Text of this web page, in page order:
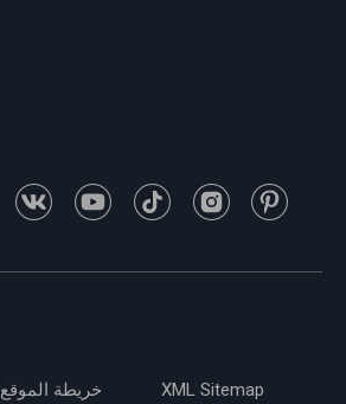
خريطة الموقع XML Sitemap